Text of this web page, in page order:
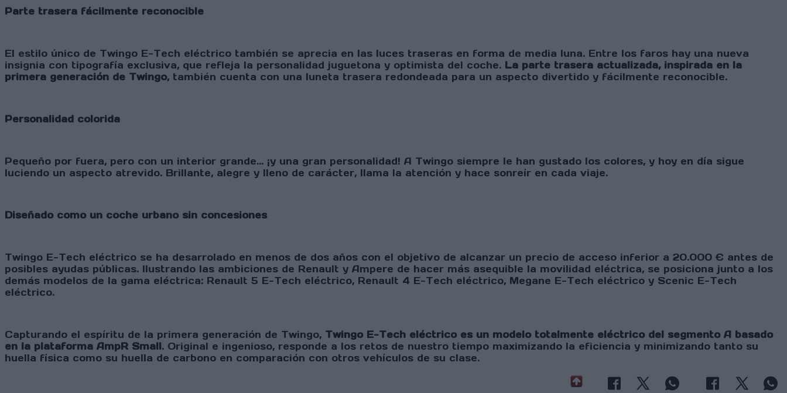
Parte trasera fácilmente reconocible
El estilo único de Twingo E-Tech eléctrico también se aprecia en las luces traseras en forma de media luna. Entre los faros hay una nueva
insignia con tipografía exclusiva, que refleja la personalidad juguetona y optimista del coche. La parte trasera actualizada, inspirada en la
primera generación de Twingo, también cuenta con una luneta trasera redondeada para un aspecto divertido y fácilmente reconocible.
Personalidad colorida
Pequeño por fuera, pero con un interior grande... ¡y una gran personalidad! A Twingo siempre le han gustado los colores, y hoy en día sigue
luciendo un aspecto atrevido. Brillante, alegre y lleno de carácter, llama la atención y hace sonreír en cada viaje.
Diseñado como un coche urbano sin concesiones
Twingo E-Tech eléctrico se ha desarrolado en menos de dos años con el objetivo de alcanzar un precio de acceso inferior a 20.000 € antes de
posibles ayudas públicas. Ilustrando las ambiciones de Renault y Ampere de hacer más asequible la movilidad eléctrica, se posiciona junto a los
demás modelos de la gama eléctrica: Renault 5 E-Tech eléctrico, Renault 4 E-Tech eléctrico, Megane E-Tech eléctrico y Scenic E-Tech
eléctrico.
Capturando el espíritu de la primera generación de Twingo, Twingo E-Tech eléctrico es un modelo totalmente eléctrico del segmento A basado
en la plataforma AmpR Small. Original e ingenioso, responde a los retos de nuestro tiempo maximizando la eficiencia y minimizando tanto su
huella física como su huella de carbono en comparación con otros vehículos de su clase.